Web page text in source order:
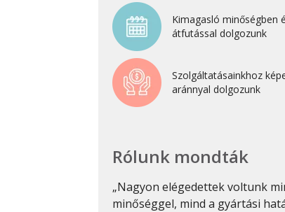
2021. február
2020. október
2020. szeptember
2020. április
2020. február
2019. november
Kimagasló minőségben
átfutással dolgozunk
Szolgáltatásainkhoz
aránnyal dolgozunk
Rólunk mondták
„Nagyon elégedettek voltunk
minőséggel, mind a gyártási